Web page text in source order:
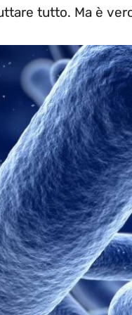
tutto. Ma è